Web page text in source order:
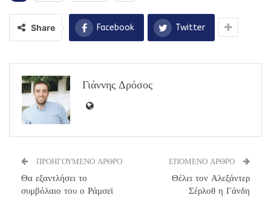
Share Facebook Twitter
Γιάννης Δρόσος
ΠΡΟΗΓΟΥΜΕΝΟ ΑΡΘΡΟ
Θα εξαντλήσει το
συμβόλαιο του ο Ράμσεϊ
ΕΠΟΜΕΝΟ ΑΡΘΡΟ
Θέλει τον Αλεξάντερ
Σέρλοθ η Γάνδη